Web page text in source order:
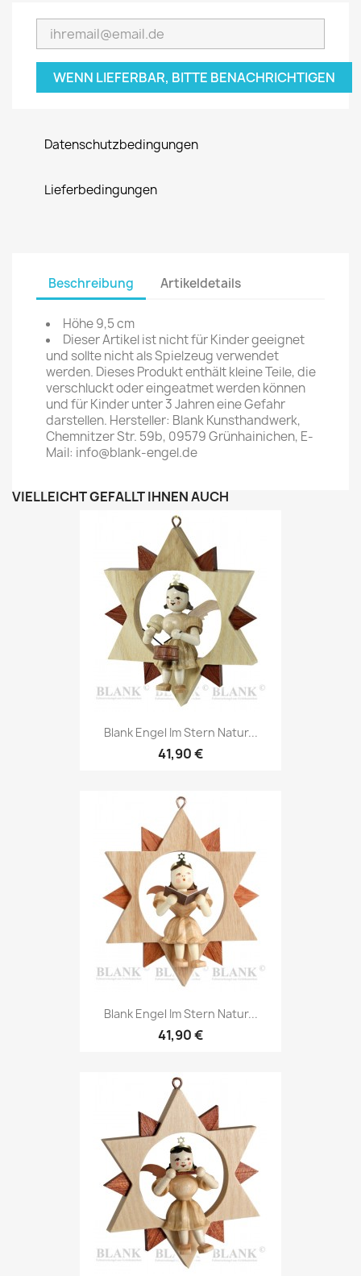
WENN LIEFERBAR, BITTE BENACHRICHTIGEN
Datenschutzbedingungen
Lieferbedingungen
Beschreibung Artikeldetails
Höhe 9,5 cm
Dieser Artikel ist nicht für Kinder geeignet
und sollte nicht als Spielzeug verwendet
werden. Dieses Produkt enthält kleine Teile, die
verschluckt oder eingeatmet werden können
und für Kinder unter 3 Jahren eine Gefahr
darstellen. Hersteller: Blank Kunsthandwerk,
Chemnitzer Str. 59b, 09579 Grünhainichen, E-
Mail: info@blank-engel.de
VIELLEICHT GEFÄLLT IHNEN AUCH
Blank Engel Im Stern Natur...
41,90 €
Blank Engel Im Stern Natur...
41,90 €